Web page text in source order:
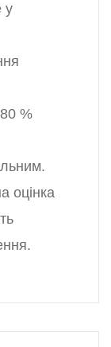
у
%
оцінка